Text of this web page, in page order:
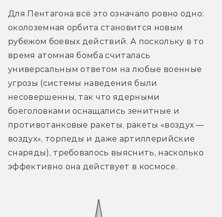
Для Пентагона всё это означало ровно одно:
околоземная орбита становится новым
рубежом боевых действий. А поскольку в то
время атомная бомба считалась
универсальным ответом на любые военные
угрозы (системы наведения были
несовершенны, так что ядерными
боеголовками оснащались зенитные и
противотанковые ракеты, ракеты «воздух —
воздух», торпеды и даже артиллерийские
снаряды), требовалось выяснить, насколько
эффективно она действует в космосе.